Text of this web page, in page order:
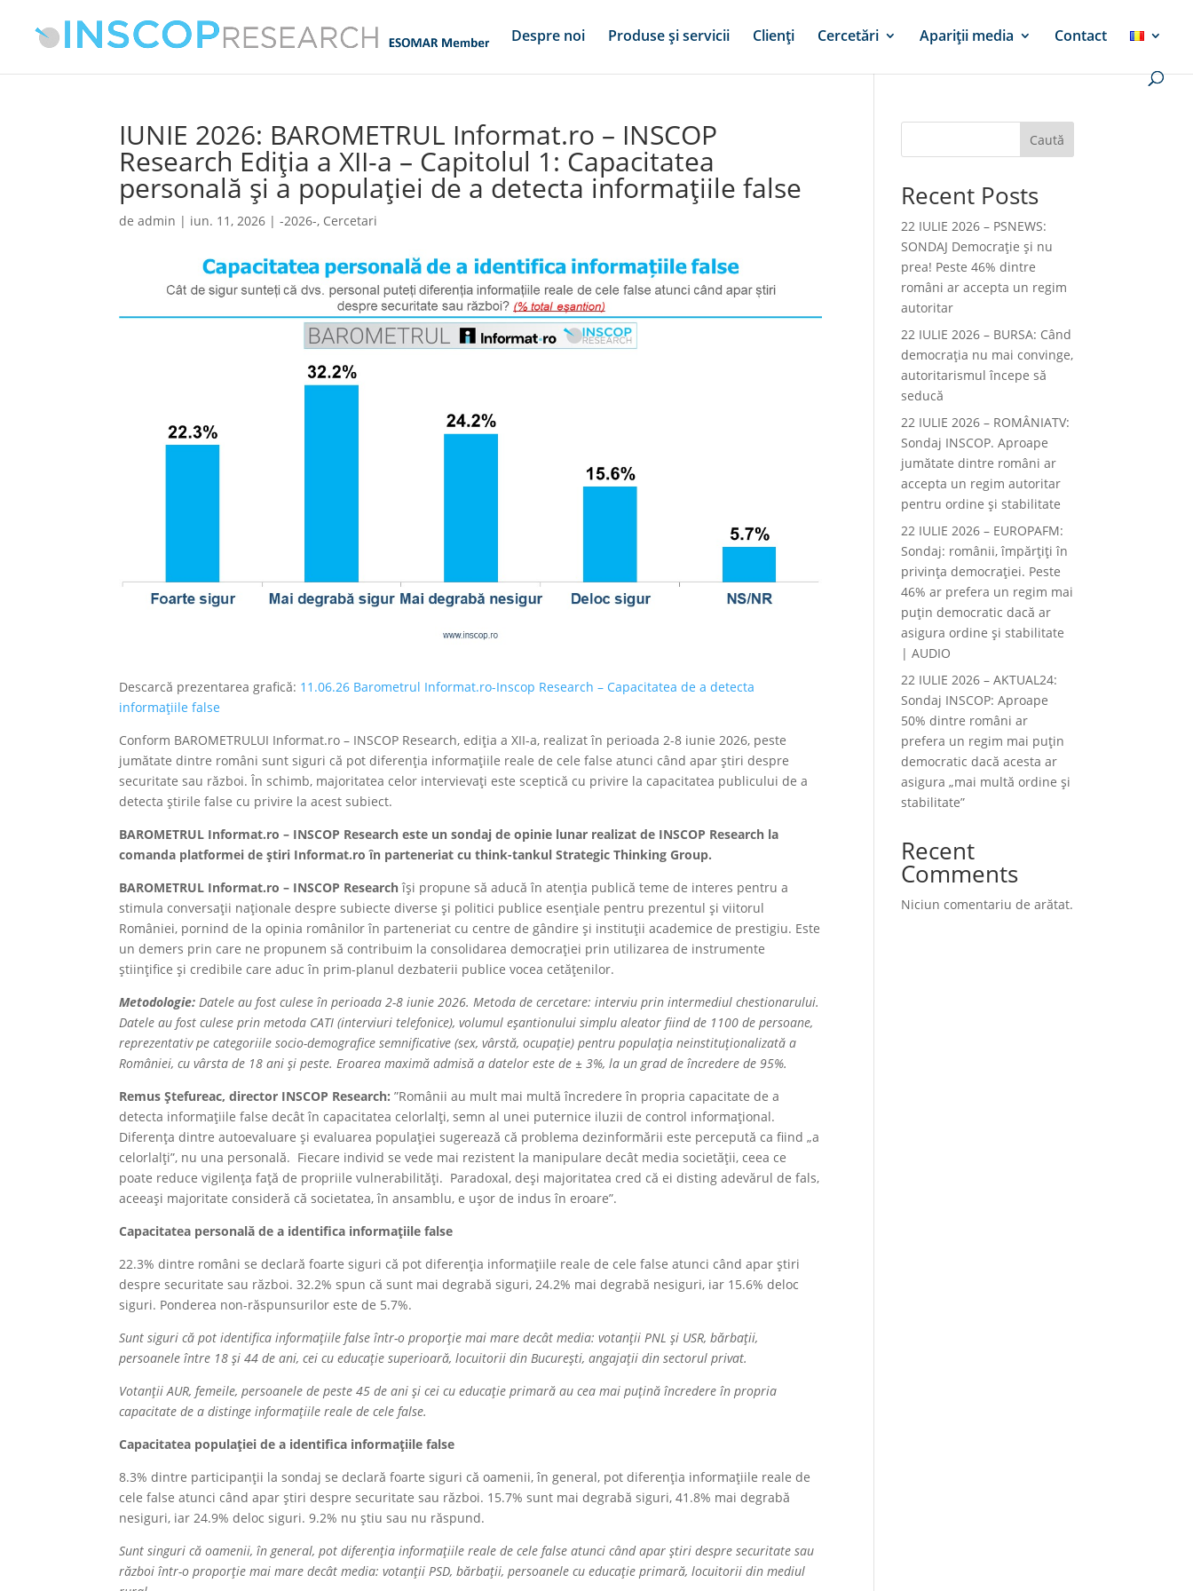
Despre noi Produse și servicii Clienți Cercetări Apariții media Contact
IUNIE 2026: BAROMETRUL Informat.ro – INSCOP
Research Ediția a XII-a – Capitolul 1: Capacitatea
personală și a populației de a detecta informațiile false
deadmin | iun. 11, 2026 |-2026-, Cercetari
Descarcă prezentarea grafică: 11.06.26 Barometrul Informat.ro-Inscop Research – Capacitatea de a detecta
informațiile false
Conform BAROMETRULUI Informat.ro – INSCOP Research, ediția a XII-a, realizat în perioada 2-8 iunie 2026, peste
jumătate dintre români sunt siguri că pot diferenția informațiile reale de cele false atunci când apar știri despre
securitate sau război. În schimb, majoritatea celor intervievați este sceptică cu privire la capacitatea publicului de a
detecta știrile false cu privire la acest subiect.
BAROMETRUL Informat.ro – INSCOP Research este un sondaj de opinie lunar realizat de INSCOP Research la
comanda platformei de știri Informat.ro în parteneriat cu think-tankul Strategic Thinking Group.
BAROMETRUL Informat.ro – INSCOP Researchîși propune să aducă în atenția publică teme de interes pentru a
stimula conversații naționale despre subiecte diverse și politici publice esențiale pentru prezentul și viitorul
României, pornind de la opinia românilor în parteneriat cu centre de gândire și instituții academice de prestigiu. Este
un demers prin care ne propunem să contribuim la consolidarea democrației prin utilizarea de instrumente
științifice și credibile care aduc în prim-planul dezbaterii publice vocea cetățenilor.
Metodologie:Datele au fost culese în perioada 2-8 iunie 2026. Metoda de cercetare: interviu prin intermediul chestionarului.
Datele au fost culese prin metoda CATI (interviuri telefonice), volumul eșantionului simplu aleator fiind de 1100 de persoane,
reprezentativ pe categoriile socio-demografice semnificative (sex, vârstă, ocupație) pentru populația neinstituționalizată a
României, cu vârsta de 18 ani și peste. Eroarea maximă admisă a datelor este de ± 3%, la un grad de încredere de 95%.
Remus Ștefureac, director INSCOP Research: ”Românii au mult mai multă încredere în propria capacitate de a
detecta informațiile false decât în capacitatea celorlalți, semn al unei puternice iluzii de control informațional.
Diferența dintre autoevaluare și evaluarea populației sugerează că problema dezinformării este percepută ca fiind „a
celorlalți”, nu una personală. Fiecare individ se vede mai rezistent la manipulare decât media societății, ceea ce
poate reduce vigilența față de propriile vulnerabilități. Paradoxal, deși majoritatea cred că ei disting adevărul de fals,
aceeași majoritate consideră că societatea, în ansamblu, e ușor de indus în eroare”.
Capacitatea personală de a identifica informațiile false
22.3% dintre români se declară foarte siguri că pot diferenția informațiile reale de cele false atunci când apar știri
despre securitate sau război. 32.2% spun că sunt mai degrabă siguri, 24.2% mai degrabă nesiguri, iar 15.6% deloc
siguri. Ponderea non-răspunsurilor este de 5.7%.
Sunt siguri că pot identifica informațiile false într-o proporție mai mare decât media: votanții PNL și USR, bărbații,
persoanele între 18 și 44 de ani, cei cu educație superioară, locuitorii din București, angajații din sectorul privat.
Votanții AUR, femeile, persoanele de peste 45 de ani și cei cu educație primară au cea mai puțină încredere în propria
capacitate de a distinge informațiile reale de cele false.
Capacitatea populației de a identifica informațiile false
8.3% dintre participanții la sondaj se declară foarte siguri că oamenii, în general, pot diferenția informațiile reale de
cele false atunci când apar știri despre securitate sau război. 15.7% sunt mai degrabă siguri, 41.8% mai degrabă
nesiguri, iar 24.9% deloc siguri. 9.2% nu știu sau nu răspund.
Sunt singuri că oamenii, în general, pot diferenția informațiile reale de cele false atunci când apar știri despre securitate sau
război într-o proporție mai mare decât media: votanții PSD, bărbații, persoanele cu educație primară, locuitorii din mediul
Caută
Recent Posts
22 IULIE 2026 – PSNEWS:
SONDAJ Democrație și nu
prea! Peste 46% dintre
români ar accepta un regim
autoritar
22 IULIE 2026 – BURSA: Când
democraţia nu mai convinge,
autoritarismul începe să
seducă
22 IULIE 2026 – ROMÂNIATV:
Sondaj INSCOP. Aproape
jumătate dintre români ar
accepta un regim autoritar
pentru ordine și stabilitate
22 IULIE 2026 – EUROPAFM:
Sondaj: românii, împărțiți în
privința democrației. Peste
46% ar prefera un regim mai
puțin democratic dacă ar
asigura ordine și stabilitate
| AUDIO
22 IULIE 2026 – AKTUAL24:
Sondaj INSCOP: Aproape
50% dintre români ar
prefera un regim mai puțin
democratic dacă acesta ar
asigura „mai multă ordine și
stabilitate”
Recent
Comments
Niciun comentariu de arătat.